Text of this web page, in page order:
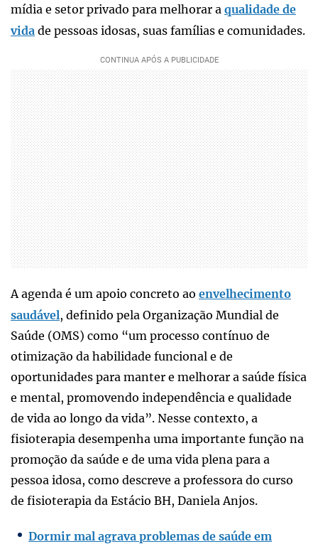
mídia e setor privado para melhorar a qualidade de
vida de pessoas idosas, suas famílias e comunidades.
A agenda é um apoio concreto ao envelhecimento
saudável, definido pela Organização Mundial de
Saúde (OMS) como “um processo contínuo de
otimização da habilidade funcional e de
oportunidades para manter e melhorar a saúde física
e mental, promovendo independência e qualidade
de vida ao longo da vida”. Nesse contexto, a
fisioterapia desempenha uma importante função na
promoção da saúde e de uma vida plena para a
pessoa idosa, como descreve a professora do curso
de fisioterapia da Estácio BH, Daniela Anjos.
Dormir mal agrava problemas de saúde em